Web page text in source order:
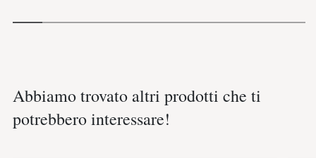
Abbiamo trovato altri prodotti che ti
potrebbero interessare!